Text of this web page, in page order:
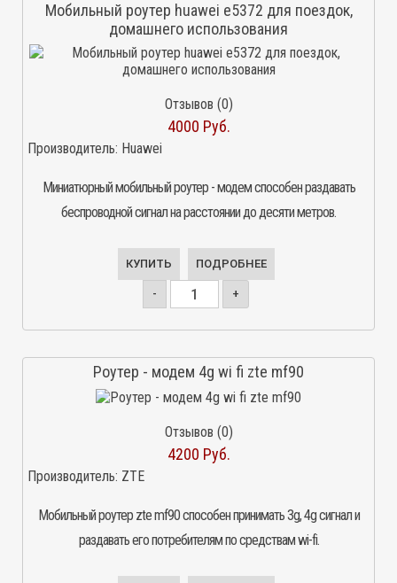
Мобильный роутер huawei e5372 для поездок,
домашнего использования
Отзывов (0)
4000 Руб.
Производитель: Huawei
Миниатюрный мобильный роутер - модем способен раздавать
беспроводной сигнал на расстоянии до десяти метров.
КУПИТЬ ПОДРОБНЕЕ
- +
Роутер - модем 4g wi fi zte mf90
Отзывов (0)
4200 Руб.
Производитель: ZTE
Мобильный роутер zte mf90 способен принимать 3g, 4g сигнал и
раздавать его потребителям по средствам wi-fi.